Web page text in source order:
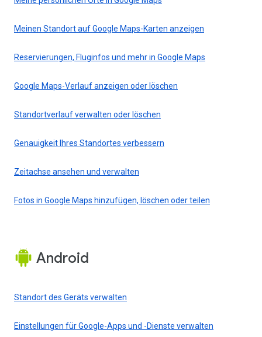
Meinen Standort auf Google Maps-Karten anzeigen
Reservierungen, Fluginfos und mehr in Google Maps
Google Maps-Verlauf anzeigen oder löschen
Standortverlauf verwalten oder löschen
Genauigkeit Ihres Standortes verbessern
Zeitachse ansehen und verwalten
Fotos in Google Maps hinzufügen, löschen oder teilen
Android
Standort des Geräts verwalten
Einstellungen für Google-Apps und -Dienste verwalten